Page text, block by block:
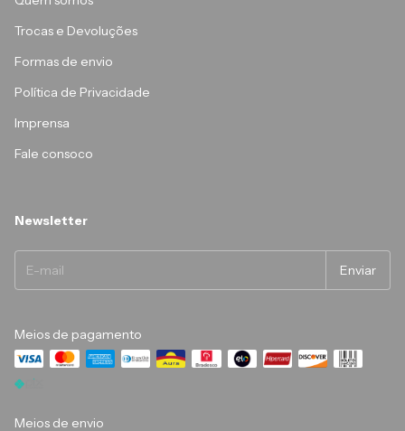
Trocas e Devoluções
Formas de envio
Política de Privacidade
Imprensa
Fale consoco
Newsletter
Meios de pagamento
Meios de envio